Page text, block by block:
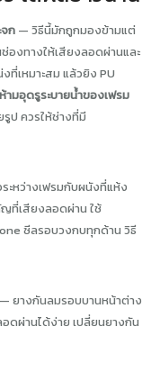
ก — วิธีนี้มักถูกมองข้ามแต่
องทางให้เสียงลอดผ่านและ
ที่เหมาะสม แล้วยิง PU
ห้ามอุดรูระบายน้ำของเฟรม
ป ควรให้ช่างที่มี
ะหว่างเฟรมกับผนังที่แห้ง
ที่เสียงลอดผ่าน ใช้
ซีลรอบวงกบทุกด้าน วิธี
— ยางกันลมรอบบานหน้าต่าง
ดผ่านได้ง่าย เปลี่ยนยางกัน